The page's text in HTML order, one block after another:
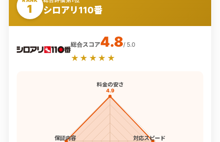
1 シロアリ110番
総合スコア4.8/ 5.0
★★★★★
料金の安さ
4.9
対応スピード
保証内容